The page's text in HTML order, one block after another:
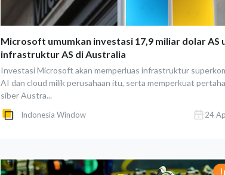
Microsoft umumkan investasi 17,9 miliar dolar AS
infrastruktur AS di Australia
Investasi Microsoft akan memperluas infrastruktur
AI dan cloud milik perusahaan itu, serta memperkuat
siber Austra...
Indonesia Window 24